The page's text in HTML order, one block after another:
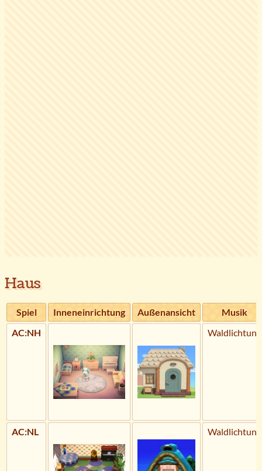
Haus
Spiel Inneneinrichtung Außenansicht
Musik
AC:NH
Waldlichtung
AC:NL Waldlichtung